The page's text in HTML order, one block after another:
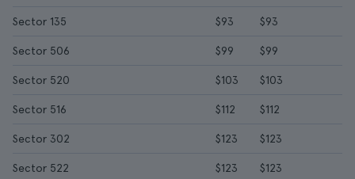
Sector 135 $93 $93
Sector 506 $99 $99
Sector 520 $103 $103
Sector 516 $112 $112
Sector 302 $123 $123
Sector 522 $123 $123